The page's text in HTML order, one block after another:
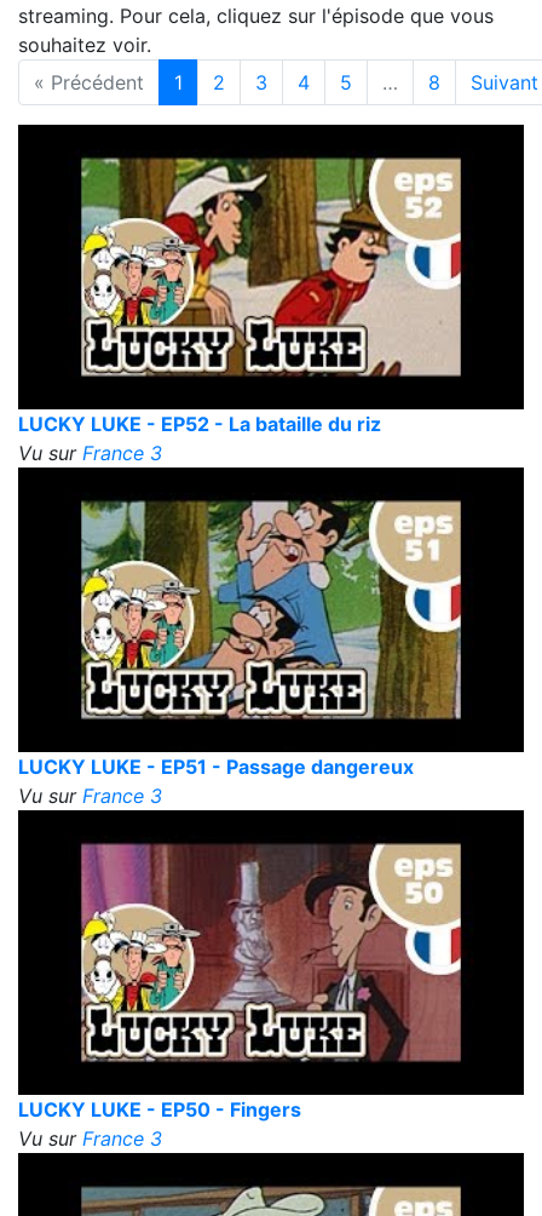
streaming. Pour cela, cliquez sur l'épisode que vous
souhaitez voir.
« Précédent
1 2 3 4 5 … 8
LUCKY LUKE - EP52 - La bataille du riz
Vu sur France 3
LUCKY LUKE - EP51 - Passage dangereux
Vu sur France 3
LUCKY LUKE - EP50 - Fingers
Vu sur France 3